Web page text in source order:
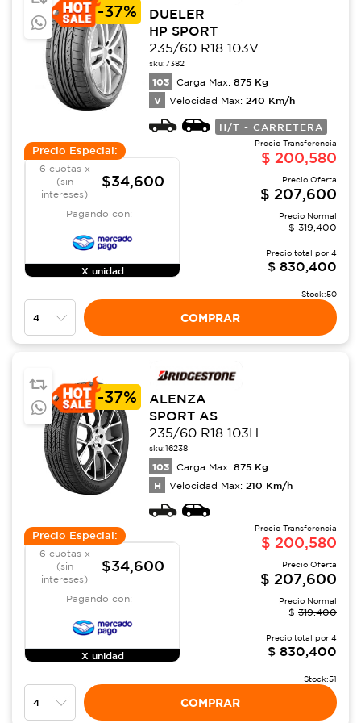
-37%
DUELER
HP SPORT
235/60 R18 103V
sku:7382
103 Carga Max: 875 Kg
V Velocidad Max: 240 Km/h
H/T - CARRETERA
Precio Especial:
6 cuotas x
(sin
intereses)
$34,600
Pagando con:
X unidad
Precio Transferencia
$ 200,580
Precio Oferta
$ 207,600
Precio Normal
$ 319,400
Precio total por 4
$ 830,400
Stock:50
COMPRAR
-37%
ALENZA
SPORT AS
235/60 R18 103H
sku:16238
103 Carga Max: 875 Kg
H Velocidad Max: 210 Km/h
Precio Especial:
6 cuotas x
(sin
intereses)
$34,600
Pagando con:
X unidad
Precio Transferencia
$ 200,580
Precio Oferta
$ 207,600
Precio Normal
$ 319,400
Precio total por 4
$ 830,400
Stock:51
COMPRAR